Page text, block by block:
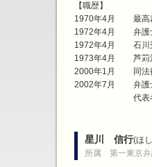
【職歴】
1970年4月
最高
1972年4月
弁護
1972年4月
石川
1973年4月
芦苅
2000年1月
同
2002年7月
弁護
代表
星川 信行(ほ
所属 第一東京弁